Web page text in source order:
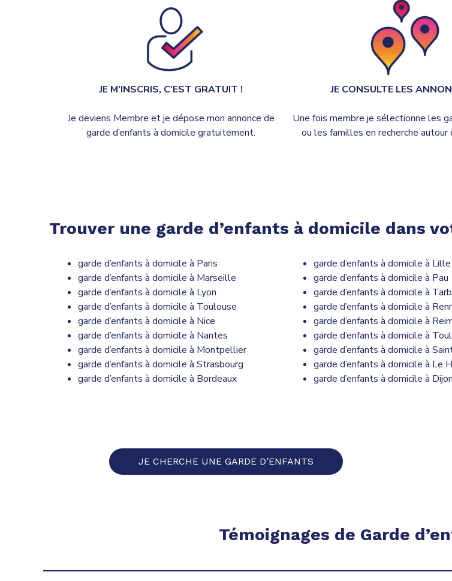
JE M’INSCRIS, C’EST GRATUIT !
Je deviens Membre et je dépose mon annonce de
garde d’enfants à domicile gratuitement.
JE CONSULTE LES
Une fois membre je sélectionne les
ou les familles en recherche autour
Trouver une garde d’enfants à domicile dans
garde d’enfants à domicile à Paris
garde d’enfants à domicile à Marseille
garde d’enfants à domicile à Lyon
garde d’enfants à domicile à Toulouse
garde d’enfants à domicile à Nice
garde d’enfants à domicile à Nantes
garde d’enfants à domicile à Montpellier
garde d’enfants à domicile à Strasbourg
garde d’enfants à domicile à Bordeaux
garde d’enfants à domicile à Lille
garde d’enfants à domicile à Pau
garde d’enfants à domicile à
garde d’enfants à domicile à
garde d’enfants à domicile à
garde d’enfants à domicile à
garde d’enfants à domicile à
garde d’enfants à domicile à Le
garde d’enfants à domicile à Dijon
JE CHERCHE UNE GARDE D’ENFANTS
Témoignages de Garde